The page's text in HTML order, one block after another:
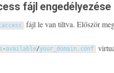
fájl engedélyezése
fájl le van tiltva. Először
- available/your_domain . conf